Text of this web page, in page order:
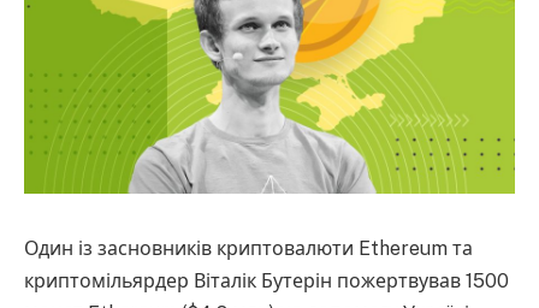
Один із засновників криптовалюти Ethereum та
криптомільярдер Віталік Бутерін пожертвував 1500